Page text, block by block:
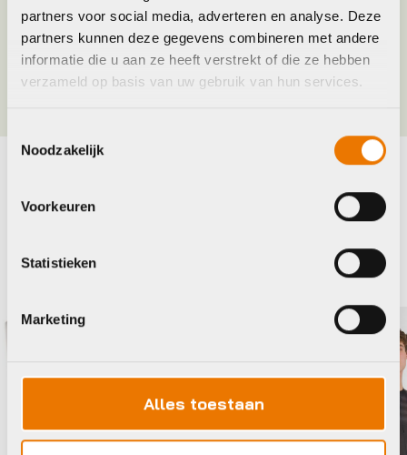
partners voor social media, adverteren en analyse. Deze
partners kunnen deze gegevens combineren met andere
informatie die u aan ze heeft verstrekt of die ze hebben
verzameld op basis van uw gebruik van hun services.
Noodzakelijk
Voorkeuren
Statistieken
Marketing
Alles toestaan
Maat L, M, S, XL, XXL
Kleur Zwart
Maak je fiets compleet